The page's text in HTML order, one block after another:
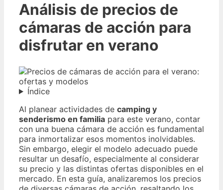
Análisis de precios de
cámaras de acción para
disfrutar en verano
Índice
Al planear actividades de camping y
senderismo en familia para este verano, contar
con una buena cámara de acción es fundamental
para inmortalizar esos momentos inolvidables.
Sin embargo, elegir el modelo adecuado puede
resultar un desafío, especialmente al considerar
su precio y las distintas ofertas disponibles en el
mercado. En esta guía, analizaremos los precios